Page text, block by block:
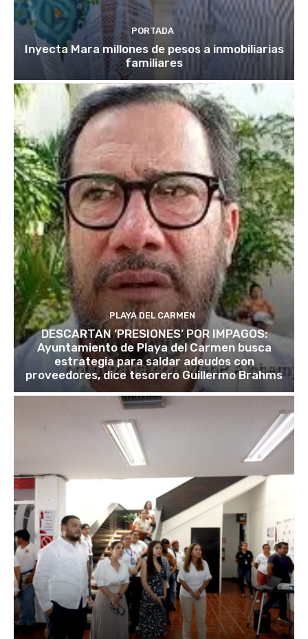
PORTADA
Inyecta Mara millones de pesos a inmobiliarias
familiares
PLAYA DEL CARMEN
DESCARTAN ‘PRESIONES’ POR IMPAGOS:
Ayuntamiento de Playa del Carmen busca
estrategia para saldar adeudos con
proveedores, dice tesorero Guillermo Brahms